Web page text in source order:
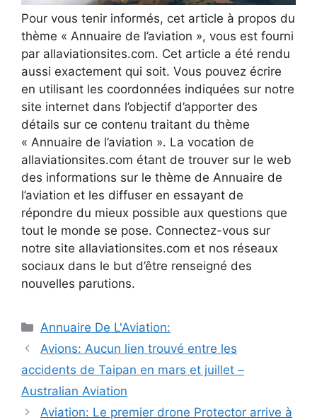
Pour vous tenir informés, cet article à propos du
thème « Annuaire de l’aviation », vous est fourni
par allaviationsites.com. Cet article a été rendu
aussi exactement qui soit. Vous pouvez écrire
en utilisant les coordonnées indiquées sur notre
site internet dans l’objectif d’apporter des
détails sur ce contenu traitant du thème
« Annuaire de l’aviation ». La vocation de
allaviationsites.com étant de trouver sur le web
des informations sur le thème de Annuaire de
l’aviation et les diffuser en essayant de
répondre du mieux possible aux questions que
tout le monde se pose. Connectez-vous sur
notre site allaviationsites.com et nos réseaux
sociaux dans le but d’être renseigné des
nouvelles parutions.
Catégories
Annuaire De L'Aviation:
Navigation
Avions: Aucun lien trouvé entre les
accidents de Taipan en mars et juillet –
Australian Aviation
Aviation: Le premier drone Protector arrive à